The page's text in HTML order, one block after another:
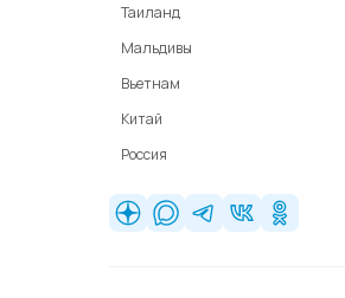
Таиланд
Мальдивы
Вьетнам
Китай
Россия